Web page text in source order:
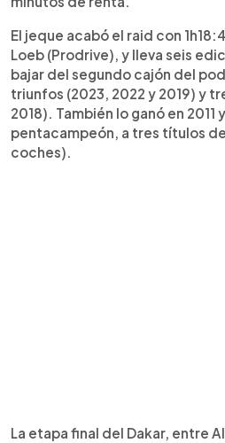
El jeque acabó el raid con
Loeb (Prodrive), y lleva seis
bajar del segundo cajón del
triunfos (2023, 2022 y 2019) y
2018). También lo ganó en 2011
pentacampeón, a tres títulos
coches).
La etapa final del Dakar, entre